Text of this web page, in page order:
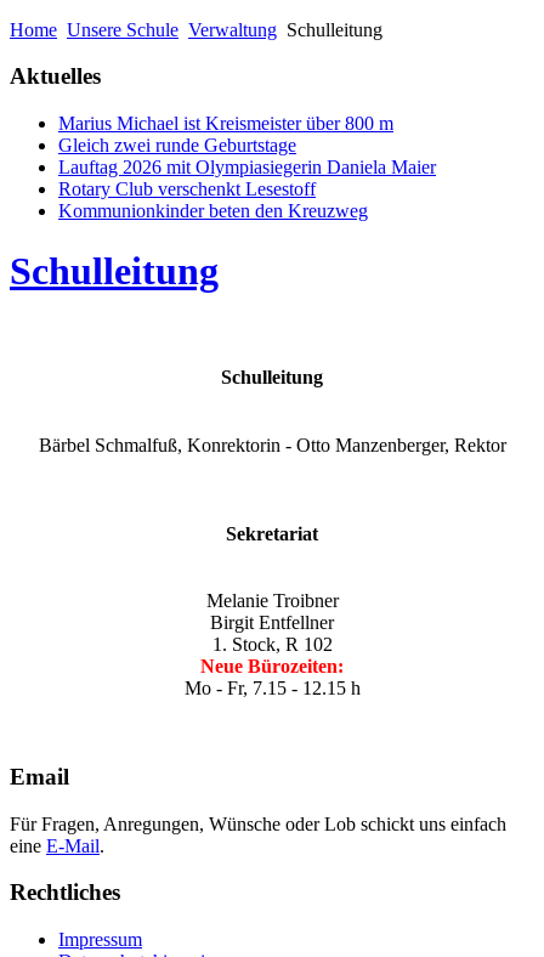
Home Unsere Schule Verwaltung Schulleitung
Aktuelles
Marius Michael ist Kreismeister über 800 m
Gleich zwei runde Geburtstage
Lauftag 2026 mit Olympiasiegerin Daniela Maier
Rotary Club verschenkt Lesestoff
Kommunionkinder beten den Kreuzweg
Schulleitung
Schulleitung
Bärbel Schmalfuß, Konrektorin - Otto Manzenberger, Rektor
Sekretariat
Melanie Troibner
Birgit Entfellner
1. Stock, R 102
Neue Bürozeiten:
Mo - Fr, 7.15 - 12.15 h
Email
Für Fragen, Anregungen, Wünsche oder Lob schickt uns einfach
eine E-Mail.
Rechtliches
Impressum